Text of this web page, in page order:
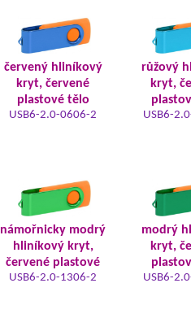
červený hliníkový
kryt, červené
plastové tělo
USB6-2.0-0606-2
růžový
kryt,
USB6-
námořnicky modrý
hliníkový kryt,
červené plastové
USB6-2.0-1306-2
modrý
kryt,
USB6-